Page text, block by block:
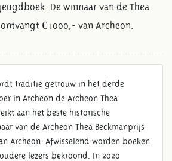
De winnaar van de Thea
€ 1000,- van Archeon.
traditie getrouw in het derde
in Archeon de Archeon Thea
aan het beste historische
van de Archeon Thea Beckmanprijs
Archeon. Afwisselend worden boeken
lezers bekroond. In 2020